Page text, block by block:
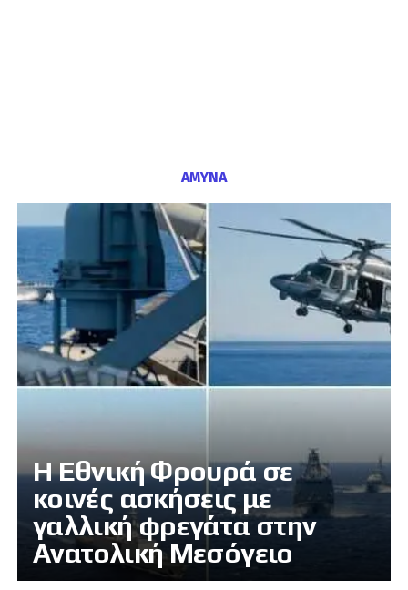
ΑΜΥΝΑ
Η Εθνική Φρουρά σε
κοινές ασκήσεις με
γαλλική φρεγάτα στην
Ανατολική Μεσόγειο